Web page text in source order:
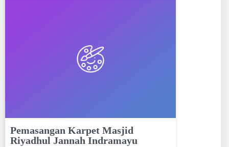
Pemasangan Karpet Masjid
Riyadhul Jannah Indramayu